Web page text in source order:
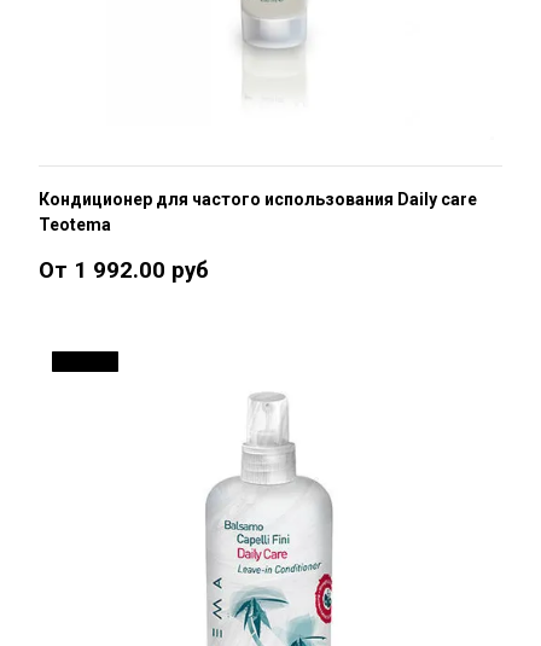
Кондиционер для частого использования Daily care
Teotema
От 1 992.00 руб